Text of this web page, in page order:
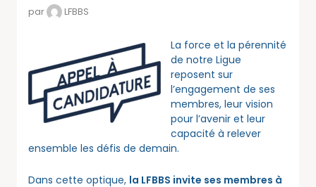
par
LFBBS
La force et la pérennité
de notre Ligue
reposent sur
l’engagement de ses
membres, leur vision
pour l’avenir et leur
capacité à relever
ensemble les défis de demain.
Dans cette optique, la LFBBS invite ses membres à